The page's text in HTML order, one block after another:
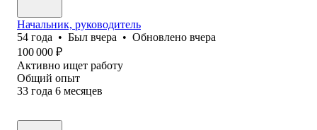
Начальник, руководитель
54 года • Был вчера • Обновлено вчера
100 000 ₽
Активно ищет работу
Общий опыт
33 года 6 месяцев